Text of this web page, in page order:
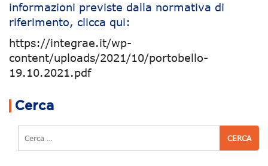
informazioni previste dalla normativa di
riferimento, clicca qui:
https://integrae.it/wp-
content/uploads/2021/10/portobello-
19.10.2021.pdf
Cerca
Cerca